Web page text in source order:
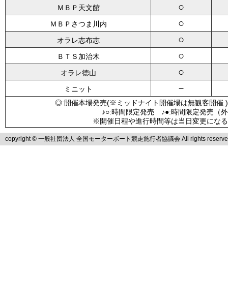
ＭＢＰ天文館 ○
ＭＢＰさつま川内 ○
オラレ志布志 ○
ＢＴＳ加治木 ○
オラレ徳山 ○
ミニット －
◎:開催本場発売(※ミッドナイト開催場は無観客
♪○:時間限定発売 ♪●:時間限定発売
※開催日程や進行時間等は当日変更にな
copyright © 一般社団法人 全国モーターボート競走施行者協議会 All rights